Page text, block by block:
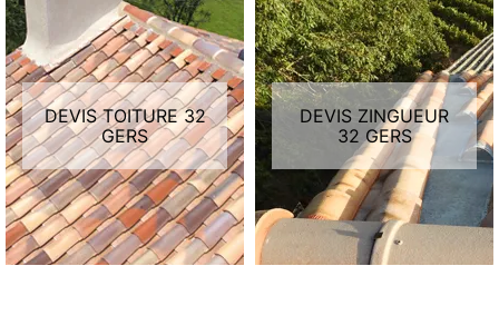
DEVIS TOITURE 32
GERS
DEVIS ZINGUEUR
32 GERS